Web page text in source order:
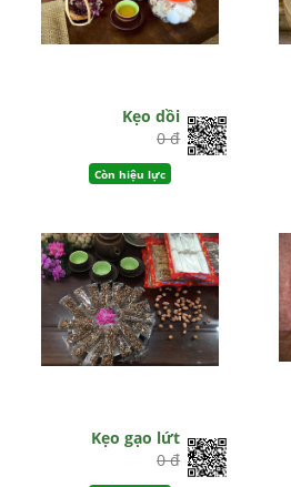
Kẹo dồi
0 đ
Còn hiệu lực
Kẹo gạo lứt
0 đ